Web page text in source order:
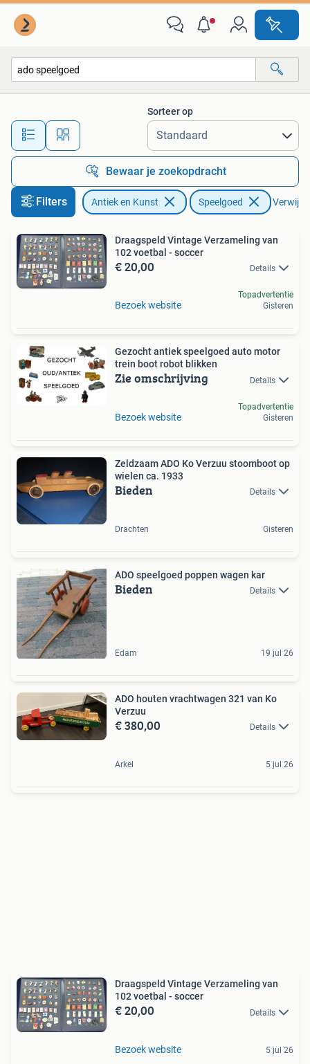
Alle afstanden…
Sorteer op
Bewaar je zoekopdracht
Filters Antiek en Kunst Speelgoed
Draagspeld Vintage Verzameling van
102 voetbal - soccer
€ 20,00 Details
Bezoek website
Topadvertentie
Gisteren
Gezocht antiek speelgoed auto motor
trein boot robot blikken
Zie omschrijving Details
Bezoek website
Topadvertentie
Gisteren
Zeldzaam ADO Ko Verzuu stoomboot op
wielen ca. 1933
Bieden Details
Drachten Gisteren
ADO speelgoed poppen wagen kar
Bieden Details
Edam 19 jul 26
ADO houten vrachtwagen 321 van Ko
Verzuu
€ 380,00 Details
Arkel 5 jul 26
Draagspeld Vintage Verzameling van
102 voetbal - soccer
€ 20,00 Details
Bezoek website 5 jul 26